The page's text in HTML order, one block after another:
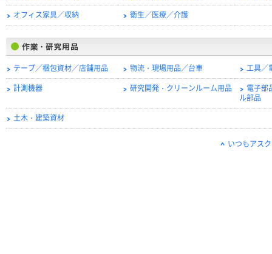
オフィス家具／収納 衛生／医療／介護
テープ／梱包資材／店舗用品 物流・現場用品／台車 工具／
計測機器 研究開発・クリーンルーム用品
電子部
ル部品
土木・建築資材
いつもアス